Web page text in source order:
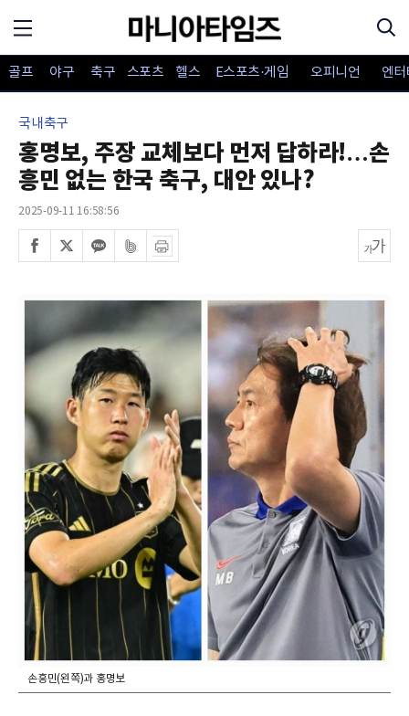
골프 야구 축구 스포츠 헬스 E스포츠·게임 오피니언 엔
국내축구
홍명보, 주장 교체보다 먼저 답하라!…손
흥민 없는 한국 축구, 대안 있나?
2025-09-11 16:58:56
손흥민(왼쪽)과 홍명보